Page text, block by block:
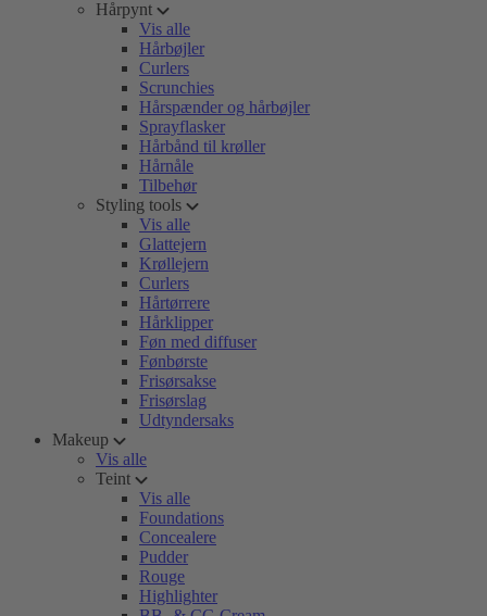
Hårpynt
Vis alle
Hårbøjler
Curlers
Scrunchies
Hårspænder og hårbøjler
Sprayflasker
Hårbånd til krøller
Hårnåle
Tilbehør
Styling tools
Vis alle
Glattejern
Krøllejern
Curlers
Hårtørrere
Hårklipper
Føn med diffuser
Fønbørste
Frisørsakse
Frisørslag
Udtyndersaks
Makeup
Vis alle
Teint
Vis alle
Foundations
Concealere
Pudder
Rouge
Highlighter